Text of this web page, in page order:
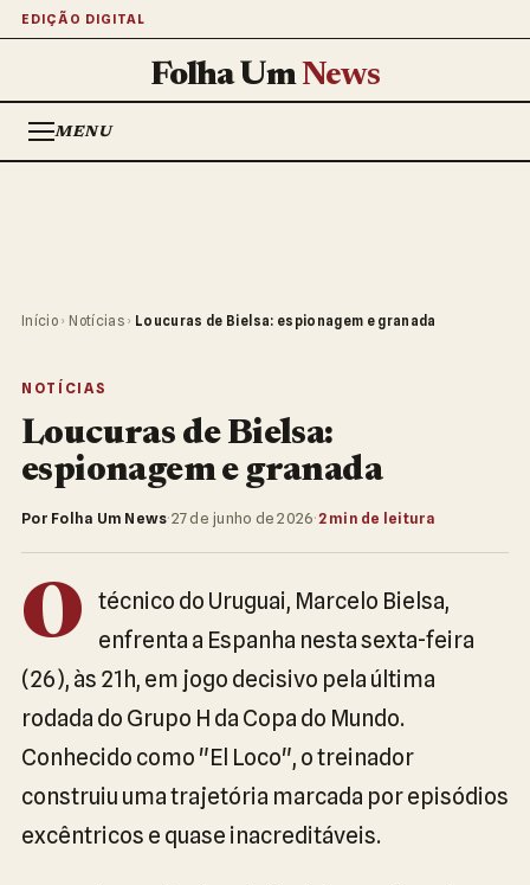
EDIÇÃO DIGITAL
Folha UmNews
MENU
Início › Notícias › Loucuras de Bielsa: espionagem e granada
NOTÍCIAS
Loucuras de Bielsa:
espionagem e granada
Por Folha Um News·27 de junho de 2026·2 min de leitura
O
técnico do Uruguai, Marcelo Bielsa,
enfrenta a Espanha nesta sexta-feira
(26), às 21h, em jogo decisivo pela última
rodada do Grupo H da Copa do Mundo.
Conhecido como "El Loco", o treinador
construiu uma trajetória marcada por episódios
excêntricos e quase inacreditáveis.